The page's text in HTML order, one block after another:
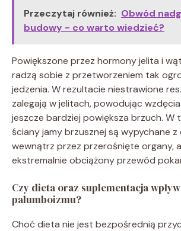
Przeczytaj również: Obwód
budowy - co warto wiedzieć?
Powiększone przez hormony jelita i
radzą sobie z przetworzeniem tak
jedzenia. W rezultacie niestrawione
zalegają w jelitach, powodując
jeszcze bardziej powiększa brzuch. W
ściany jamy brzusznej są wypychane
wewnątrz przez przerośnięte organy,
ekstremalnie obciążony przewód
Czy dieta oraz suplementacja
palumboizmu?
Choć dieta nie jest bezpośrednią